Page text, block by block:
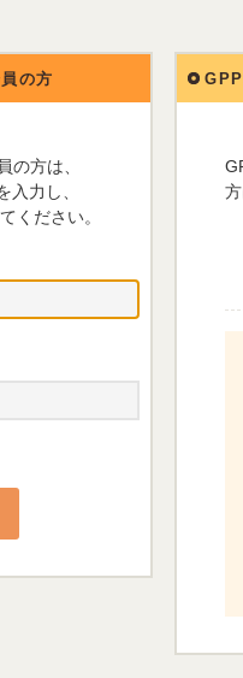
の方
の方は、
入力し、
ください。